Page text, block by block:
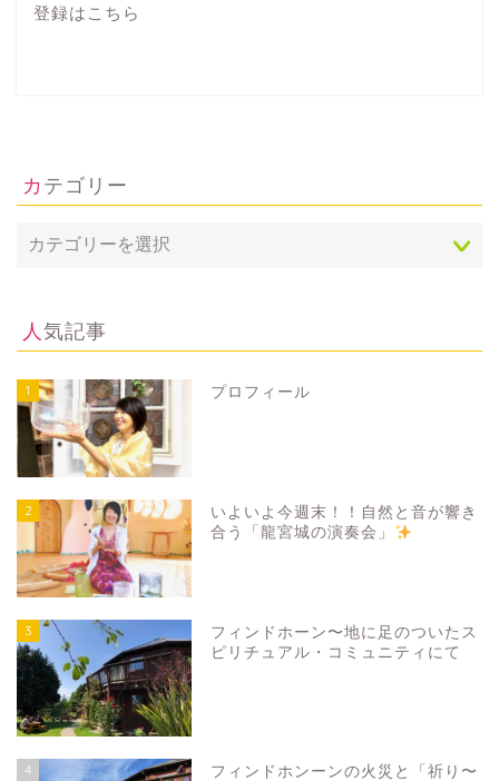
登録は こちら
カテゴリー
人気記事
1 プロフィール
2
いよいよ今週末！！自然と音が響き
合う「龍宮城の演奏会」
3
フィンドホーン〜地に足のついたス
ピリチュアル・コミュニティにて
4 フィンドホンーンの火災と「祈り〜